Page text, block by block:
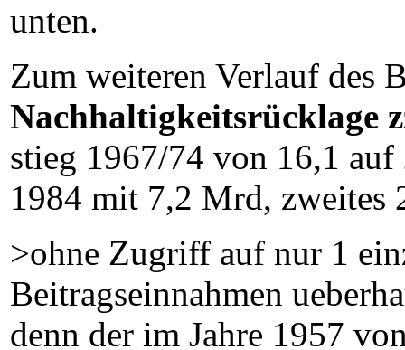
unten.
Zum weiteren Verlauf des
Nachhaltigkeitsrücklage
stieg 1967/74 von 16,1
1984 mit 7,2 Mrd, zweites
>ohne Zugriff auf nur 1
Beitragseinnahmen
denn der im Jahre 1957